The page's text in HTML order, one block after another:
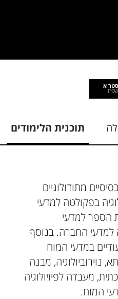
א
תוכנית הלימודים
מתודולוגיים
בפקולטה למדעי
הספר למדעי
למדעי החברה. בנוסף
במדעי המוח
נוירוביולוגיה, מבנה
מעבדה לפיזיולוגיה
המוח.